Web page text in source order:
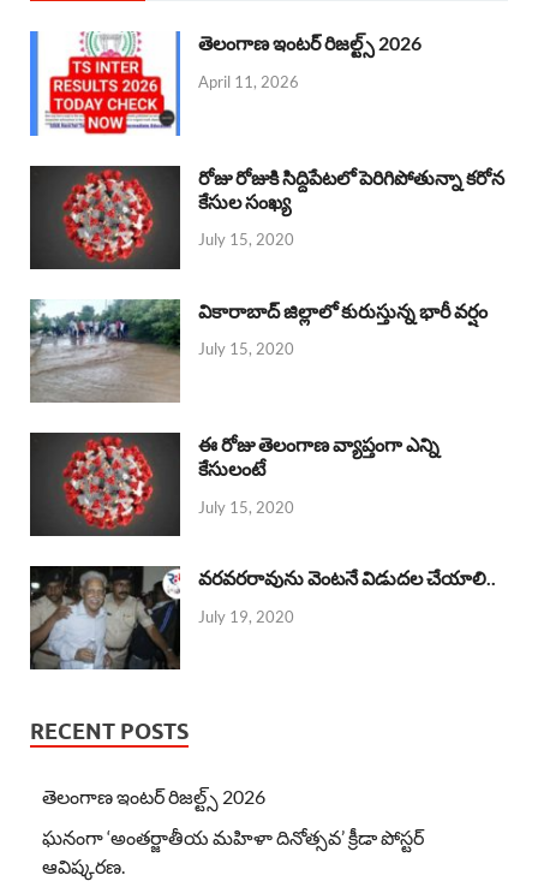
తెలంగాణ ఇంటర్ రిజల్ట్స్ 2026
April 11, 2026
రోజు రోజుకి సిద్దిపేటలో పెరిగిపోతున్నా కరోన
కేసుల సంఖ్య
July 15, 2020
వికారాబాద్ జిల్లాలో కురుస్తున్న భారీ వర్షం
July 15, 2020
ఈ రోజు తెలంగాణ వ్యాప్తంగా ఎన్ని
కేసులంటే
July 15, 2020
వరవరరావును వెంటనే విడుదల చేయాలి..
July 19, 2020
RECENT POSTS
తెలంగాణ ఇంటర్ రిజల్ట్స్ 2026
ఘనంగా ‘అంతర్జాతీయ మహిళా దినోత్సవ’ క్రీడా పోస్టర్
ఆవిష్కరణ.